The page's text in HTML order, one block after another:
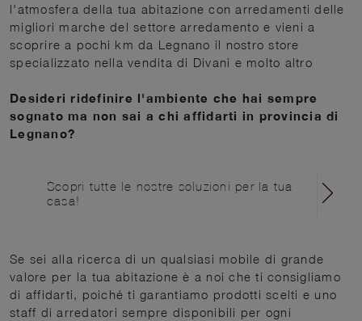
l'atmosfera della tua abitazione con arredamenti delle
migliori marche del settore arredamento e vieni a
scoprire a pochi km da Legnano il nostro store
specializzato nella vendita di Divani e molto altro
Desideri ridefinire l'ambiente che hai sempre
sognato ma non sai a chi affidarti in provincia di
Legnano?
Scopri tutte le nostre soluzioni per la tua
casa!
Se sei alla ricerca di un qualsiasi mobile di grande
valore per la tua abitazione è a noi che ti consigliamo
di affidarti, poiché ti garantiamo prodotti scelti e uno
staff di arredatori sempre disponibili per ogni